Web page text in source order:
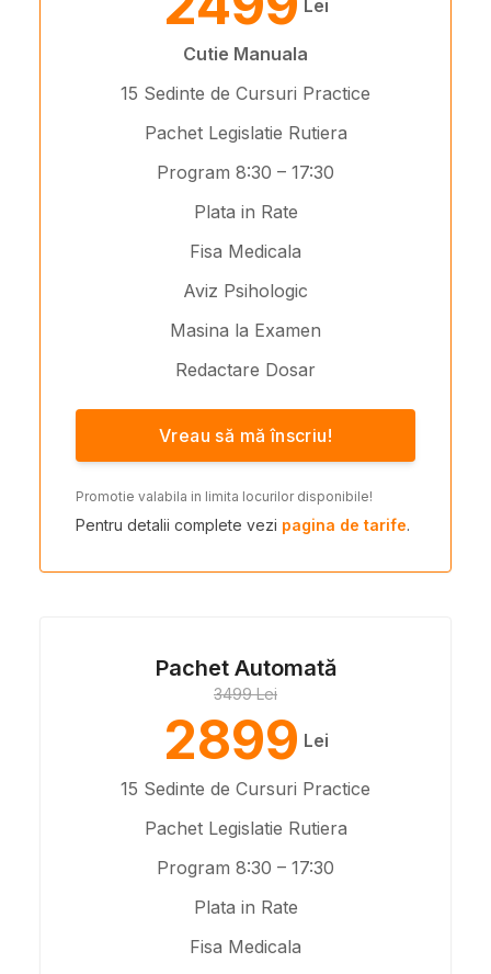
Lei
Cutie Manuala
15 Sedinte de Cursuri Practice
Pachet Legislatie Rutiera
Program 8:30 – 17:30
Plata in Rate
Fisa Medicala
Aviz Psihologic
Masina la Examen
Redactare Dosar
Vreau să mă înscriu!
Promotie valabila in limita locurilor disponibile!
Pentru detalii complete vezi pagina de tarife.
Pachet Automată
3499 Lei
2899 Lei
15 Sedinte de Cursuri Practice
Pachet Legislatie Rutiera
Program 8:30 – 17:30
Plata in Rate
Fisa Medicala